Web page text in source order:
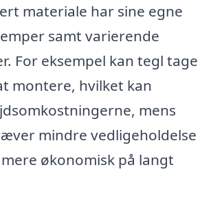
materiale har sine egne
samt varierende
For eksempel kan tegl tage
montere, hvilket kan
mens
mindre vedligeholdelse
økonomisk på langt